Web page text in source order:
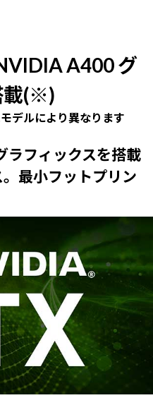
A400 グ
載(※)
デルにより異なります
ラフィックスを搭載
最小フットプリン